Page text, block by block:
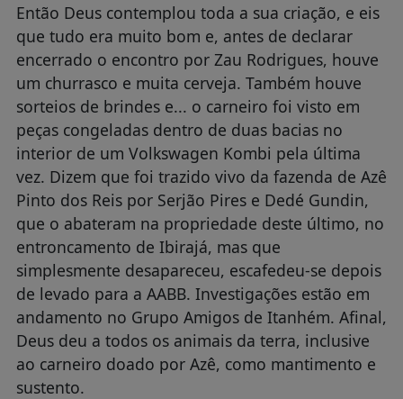
Então Deus contemplou toda a sua criação, e eis
que tudo era muito bom e, antes de declarar
encerrado o encontro por Zau Rodrigues, houve
um churrasco e muita cerveja. Também houve
sorteios de brindes e... o carneiro foi visto em
peças congeladas dentro de duas bacias no
interior de um Volkswagen Kombi pela última
vez. Dizem que foi trazido vivo da fazenda de Azê
Pinto dos Reis por Serjão Pires e Dedé Gundin,
que o abateram na propriedade deste último, no
entroncamento de Ibirajá, mas que
simplesmente desapareceu, escafedeu-se depois
de levado para a AABB. Investigações estão em
andamento no Grupo Amigos de Itanhém. Afinal,
Deus deu a todos os animais da terra, inclusive
ao carneiro doado por Azê, como mantimento e
sustento.